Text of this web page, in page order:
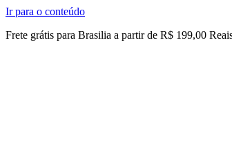
Ir para o conteúdo
Frete grátis para Brasilia a partir de R$ 199,00